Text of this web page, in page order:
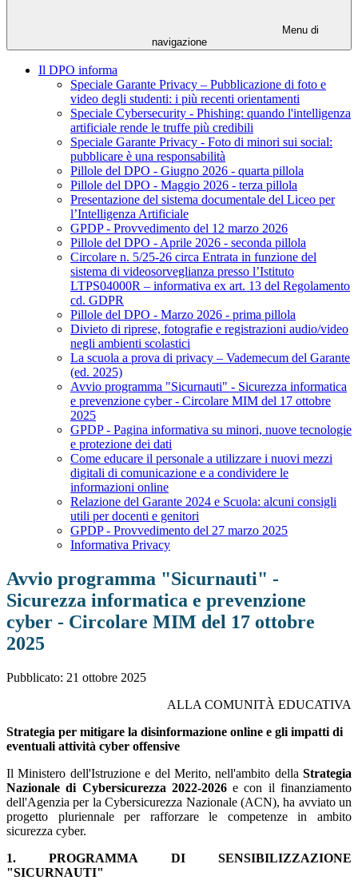
Menu di
navigazione
Il DPO informa
Speciale Garante Privacy – Pubblicazione di foto e
video degli studenti: i più recenti orientamenti
Speciale Cybersecurity - Phishing: quando l'intelligenza
artificiale rende le truffe più credibili
Speciale Garante Privacy - Foto di minori sui social:
pubblicare è una responsabilità
Pillole del DPO - Giugno 2026 - quarta pillola
Pillole del DPO - Maggio 2026 - terza pillola
Presentazione del sistema documentale del Liceo per
l’Intelligenza Artificiale
GPDP - Provvedimento del 12 marzo 2026
Pillole del DPO - Aprile 2026 - seconda pillola
Circolare n. 5/25-26 circa Entrata in funzione del
sistema di videosorveglianza presso l’Istituto
LTPS04000R – informativa ex art. 13 del Regolamento
cd. GDPR
Pillole del DPO - Marzo 2026 - prima pillola
Divieto di riprese, fotografie e registrazioni audio/video
negli ambienti scolastici
La scuola a prova di privacy – Vademecum del Garante
(ed. 2025)
Avvio programma "Sicurnauti" - Sicurezza informatica
e prevenzione cyber - Circolare MIM del 17 ottobre
2025
GPDP - Pagina informativa su minori, nuove tecnologie
e protezione dei dati
Come educare il personale a utilizzare i nuovi mezzi
digitali di comunicazione e a condividere le
informazioni online
Relazione del Garante 2024 e Scuola: alcuni consigli
utili per docenti e genitori
GPDP - Provvedimento del 27 marzo 2025
Informativa Privacy
Avvio programma "Sicurnauti" -
Sicurezza informatica e prevenzione
cyber - Circolare MIM del 17 ottobre
2025
Pubblicato: 21 ottobre 2025
ALLA COMUNITÀ EDUCATIVA
Strategia per mitigare la disinformazione online e gli impatti di
eventuali attività cyber offensive
Il Ministero dell'Istruzione e del Merito, nell'ambito della Strategia
Nazionale di Cybersicurezza 2022-2026e con il finanziamento
dell'Agenzia per la Cybersicurezza Nazionale (ACN), ha avviato un
progetto pluriennale per rafforzare le competenze in ambito
sicurezza cyber.
1. PROGRAMMA DI SENSIBILIZZAZIONE
"SICURNAUTI"